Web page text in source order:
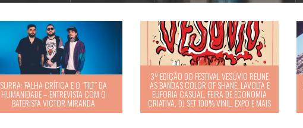
SURRA: FALHA CRÍTICA E O “TILT” DA
HUMANIDADE – ENTREVISTA COM O
BATERISTA VICTOR MIRANDA
3º EDIÇÃO DO FESTIVAL VESÚVIO REUNE
AS BANDAS COLOR OF SHANE, LAVOLTA E
EUFORIA CASUAL, FEIRA DE ECONOMIA
CRIATIVA, DJ SET 100% VINIL, EXPO E MAIS